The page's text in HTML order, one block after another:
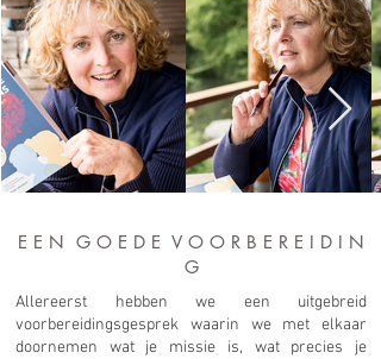
E E N G O E D E V O O R B E R E I D I N
G
Allereerst hebben we een uitgebreid
voorbereidingsgesprek waarin we met elkaar
doornemen wat je missie is, wat precies je